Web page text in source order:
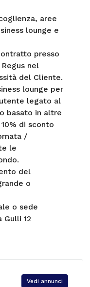
aree
lounge e
presso
nel
del Cliente.
lounge per
legato al
basato in altre
di sconto
/
le
del
o
o sede
Gulli 12
Vedi annunci